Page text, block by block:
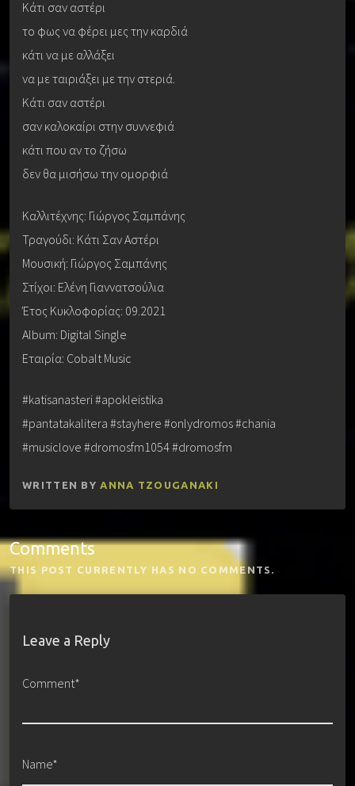
Κάτι σαν αστέρι
το φως να φέρει μες την καρδιά
κάτι να με αλλάξει
να με ταιριάξει με την στεριά.
Κάτι σαν αστέρι
σαν καλοκαίρι στην συννεφιά
κάτι που αν το ζήσω
δεν θα μισήσω την ομορφιά
Καλλιτέχνης: Γιώργος Σαμπάνης
Τραγούδι: Κάτι Σαν Αστέρι
Μουσική: Γιώργος Σαμπάνης
Στίχοι: Ελένη Γιαννατσούλια
Έτος Κυκλοφορίας: 09.2021
Album: Digital Single
Εταιρία: Cobalt Music
#katisanasteri #apokleistika
#pantatakalitera #stayhere #onlydromos #chania
#musiclove #dromosfm1054 #dromosfm
WRITTEN BYANNA TZOUGANAKI
Comments
THIS POST CURRENTLY HAS NO COMMENTS.
Leave a Reply
Comment*
Name*